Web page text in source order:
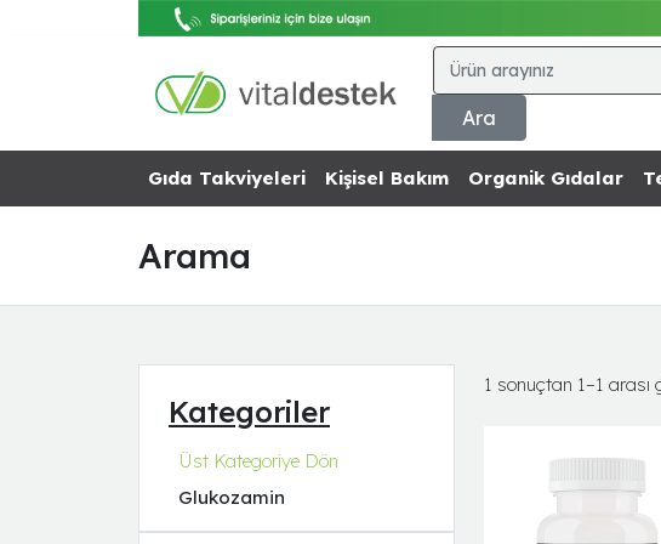
Ara
Gıda Takviyeleri Kişisel Bakım Organik Gıdalar
Arama
Kategoriler
Üst Kategoriye Dön
Glukozamin
1 sonuçtan 1–1 arası